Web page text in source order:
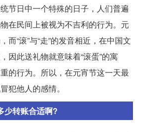
节日中一个特殊的日子，人们普遍
在民间上被视为不吉利的行为。元
而“滚”与“走”的发音相近，在中国文
因此送礼物就意味着“滚蛋”的寓
的行为。所以，在元宵节这一天最
犯他人的感情。
少转账合适啊?